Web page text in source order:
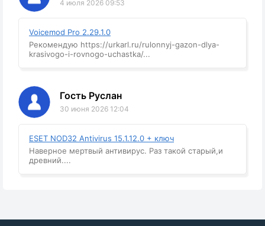
4 июля 2026 09:53
Voicemod Pro 2.29.1.0
Рекомендую https://urkarl.ru/rulonnyj-gazon-dlya-
krasivogo-i-rovnogo-uchastka/...
Гость Руслан
30 июня 2026 12:04
ESET NOD32 Antivirus 15.1.12.0 + ключ
Наверное мертвый антивирус. Раз такой старый,и
древний....